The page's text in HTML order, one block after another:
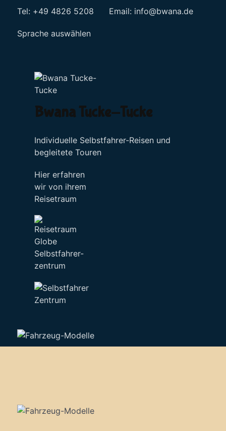
Tel: +49 4826 5208 Email: info@bwana.de
Sprache auswählen
Bwana Tucke-Tucke
Individuelle Selbstfahrer-Reisen und
begleitete Touren
Hier erfahren
wir von ihrem
Reisetraum
Selbstfahrer-
zentrum